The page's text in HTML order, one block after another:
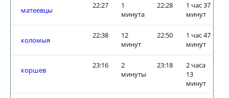
матеевцы
22:27
1
минута
22:28
1 час 37
минут
коломыя
22:38
12
минут
22:50
1 час 47
минут
коршев
23:16
2
минуты
23:18
2 часа
13
минут